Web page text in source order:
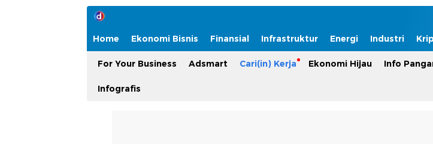
Home Ekonomi Bisnis Finansial Infrastruktur Energi Industri
For Your Business Adsmart Cari(in) Kerja Ekonomi Hijau Info
Infografis